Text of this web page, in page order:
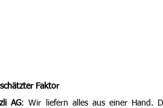
Faktor
AG: Wir liefern alles aus einer Hand.